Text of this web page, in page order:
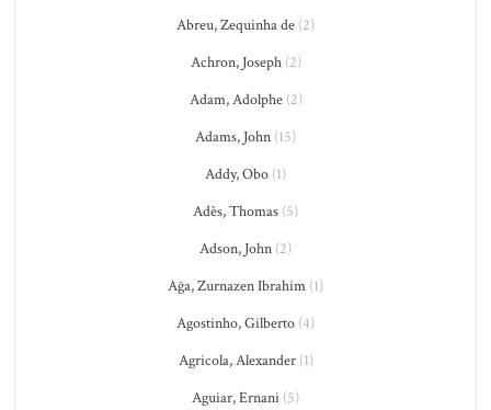
Abreu, Zequinha de (2)
Achron, Joseph(2)
Adam, Adolphe(2)
Adams, John (15)
Addy, Obo (1)
Adès, Thomas (5)
Adson, John (2)
Ağa, Zurnazen Ibrahim (1)
Agostinho, Gilberto (4)
Agricola, Alexander(1)
Aguiar, Ernani (5)